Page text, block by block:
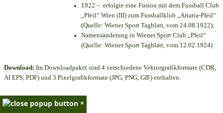
1922 – erfolgte eine Fusion mit dem Fussball Club
„Pfeil“ Wien (III) zum Fussballklub „Artaria-Pfeil“
(Quelle: Wiener Sport Tagblatt, vom 24.08.1922);
Namensänderung in Wiener Sport Club „Pfeil“
(Quelle: Wiener Sport Tagblatt, vom 12.02.1924)
Download: Im Downloadpaket sind 4 verschiedene Vektorgrafikformate (CDR,
AI EPS, PDF) und 3 Pixelgrafikformate (JPG, PNG, GIF) enthalten.
×